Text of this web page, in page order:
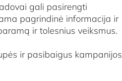
gali pasirengti
pagrindinė informacija ir
ir tolesnius veiksmus.
ir pasibaigus kampanijos